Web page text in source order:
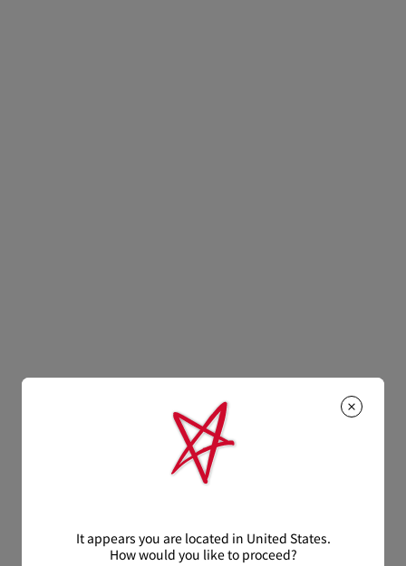
It appears you are located in United States.
How would you like to proceed?